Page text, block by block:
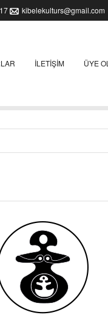
kibelekulturs@gmail.com
İLETIŞIM ÜYE OL